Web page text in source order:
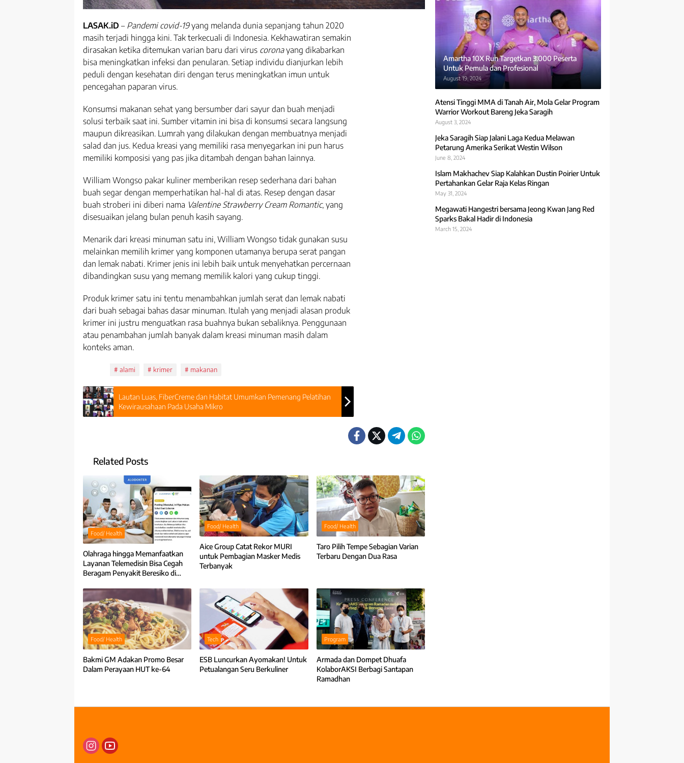
LASAK.iD – Pandemi covid-19yang melanda dunia sepanjang tahun 2020
masih terjadi hingga kini. Tak terkecuali di Indonesia. Kekhawatiran semakin
dirasakan ketika ditemukan varian baru dari virus coronayang dikabarkan
bisa meningkatkan infeksi dan penularan. Setiap individu dianjurkan lebih
peduli dengan kesehatan diri dengan terus meningkatkan imun untuk
pencegahan paparan virus.
Konsumsi makanan sehat yang bersumber dari sayur dan buah menjadi
solusi terbaik saat ini. Sumber vitamin ini bisa di konsumsi secara langsung
maupun dikreasikan. Lumrah yang dilakukan dengan membuatnya menjadi
salad dan jus. Kedua kreasi yang memiliki rasa menyegarkan ini pun harus
memiliki komposisi yang pas jika ditambah dengan bahan lainnya.
William Wongso pakar kuliner memberikan resep sederhana dari bahan
buah segar dengan memperhatikan hal-hal di atas. Resep dengan dasar
buah stroberi ini diberi nama Valentine Strawberry Cream Romantic, yang
disesuaikan jelang bulan penuh kasih sayang.
Menarik dari kreasi minuman satu ini, William Wongso tidak gunakan susu
melainkan memilih krimer yang komponen utamanya berupa serat pangan
dan lemak nabati. Krimer jenis ini lebih baik untuk menyehatkan percernaan
dibandingkan susu yang memang memilik kalori yang cukup tinggi.
Produk krimer satu ini tentu menambahkan jumlah serat dan lemak nabati
dari buah sebagai bahas dasar minuman. Itulah yang menjadi alasan produk
krimer ini justru menguatkan rasa buahnya bukan sebaliknya. Penggunaan
atau penambahan jumlah banyak dalam kreasi minuman masih dalam
konteks aman.
alami krimer makanan
Lautan Luas, FiberCreme dan Habitat Umumkan Pemenang Pelatihan
Kewirausahaan Pada Usaha Mikro
Related Posts
Food/ Health
Olahraga hingga Memanfaatkan
Layanan Telemedisin Bisa Cegah
Beragam Penyakit Beresiko di
Food/ Health
Aice Group Catat Rekor MURI
untuk Pembagian Masker Medis
Terbanyak
Food/ Health
Taro Pilih Tempe Sebagian Varian
Terbaru Dengan Dua Rasa
Food/ Health
Bakmi GM Adakan Promo Besar
Dalam Perayaan HUT ke-64
Tech
ESB Luncurkan Ayomakan! Untuk
Petualangan Seru Berkuliner
Program
Armada dan Dompet Dhuafa
KolaborAKSI Berbagi Santapan
Ramadhan
Amartha 10X Run Targetkan 3.000 Peserta
Untuk Pemula dan Profesional
August 19, 2024
Atensi Tinggi MMA di Tanah Air, Mola Gelar Program
Warrior Workout Bareng Jeka Saragih
August 3, 2024
Jeka Saragih Siap Jalani Laga Kedua Melawan
Petarung Amerika Serikat Westin Wilson
June 8, 2024
Islam Makhachev Siap Kalahkan Dustin Poirier Untuk
Pertahankan Gelar Raja Kelas Ringan
May 31, 2024
Megawati Hangestri bersama Jeong Kwan Jang Red
Sparks Bakal Hadir di Indonesia
March 15, 2024